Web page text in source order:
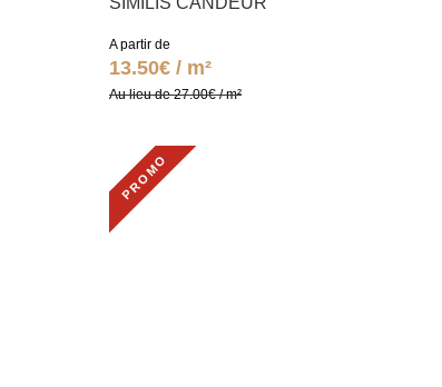
A partir de
13.50€ / m²
Au lieu de 27.00€ / m²
PROMO